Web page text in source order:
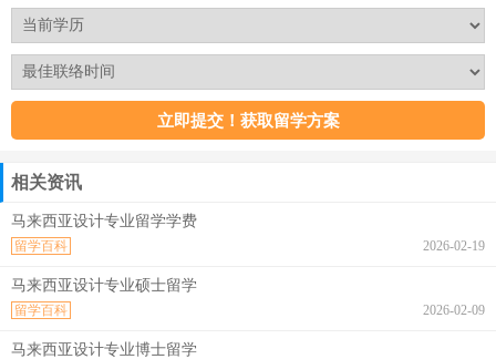
相关资讯
马来西亚设计专业留学学费
2026-02-19
留学百科
马来西亚设计专业硕士留学
2026-02-09
留学百科
马来西亚设计专业博士留学